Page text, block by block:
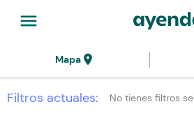
menu
Mapalocation_on
Filtros actuales: No tienes filtros